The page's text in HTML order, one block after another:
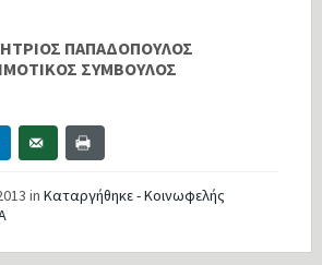
ΠΑΠΑΔΟΠΟΥΛΟΣ
ΣΥΜΒΟΥΛΟΣ
in Καταργήθηκε - Κοινωφελής